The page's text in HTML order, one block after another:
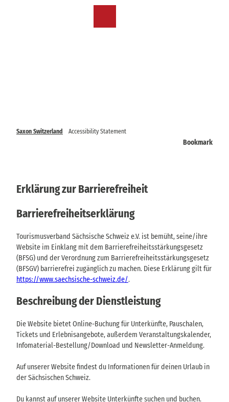
Saxon Switzerland Accessibility Statement
Bookmark
Erklärung zur Barrierefreiheit
Barrierefreiheitserklärung
Tourismusverband Sächsische Schweiz e.V. ist bemüht, seine/ihre
Website im Einklang mit dem Barrierefreiheitsstärkungsgesetz
(BFSG) und der Verordnung zum Barrierefreiheitsstärkungsgesetz
(BFSGV) barrierefrei zugänglich zu machen. Diese Erklärung gilt für
https://www.saechsische-schweiz.de/.
Beschreibung der Dienstleistung
Die Website bietet Online-Buchung für Unterkünfte, Pauschalen,
Tickets und Erlebnisangebote, außerdem Veranstaltungskalender,
Infomaterial-Bestellung/Download und Newsletter-Anmeldung.
Auf unserer Website findest du Informationen für deinen Urlaub in
der Sächsischen Schweiz.
Du kannst auf unserer Website Unterkünfte suchen und buchen.